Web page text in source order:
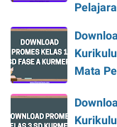
Mata